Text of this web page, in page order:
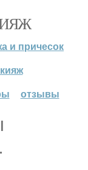
и причесок
отзывы